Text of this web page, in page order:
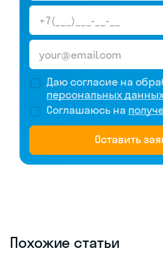
Даю согласие на
персональных
Соглашаюсь на
Оставить
Похожие статьи